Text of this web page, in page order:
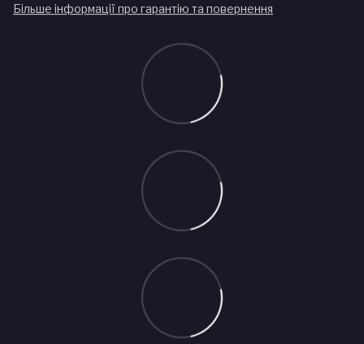
Більше інформації про гарантію та повернення